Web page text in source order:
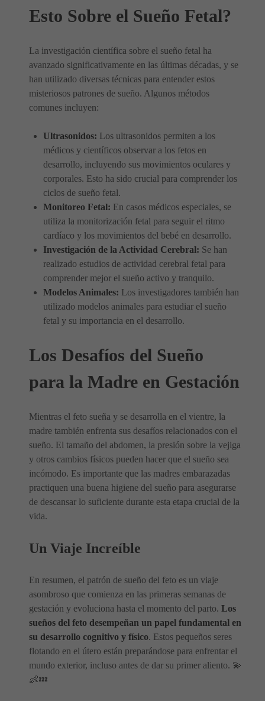
Esto Sobre el Sueño Fetal?
La investigación científica sobre el sueño fetal ha
avanzado significativamente en las últimas décadas, y se
han utilizado diversas técnicas para entender estos
misteriosos patrones de sueño. Algunos métodos
comunes incluyen:
Ultrasonidos: Los ultrasonidos permiten a los
médicos y científicos observar a los fetos en
desarrollo, incluyendo sus movimientos oculares y
corporales. Esto ha sido crucial para comprender los
ciclos de sueño fetal.
Monitoreo Fetal: En casos médicos especiales, se
utiliza la monitorización fetal para seguir el ritmo
cardíaco y los movimientos del bebé en desarrollo.
Investigación de la Actividad Cerebral: Se han
realizado estudios de actividad cerebral fetal para
comprender mejor el sueño activo y tranquilo.
Modelos Animales: Los investigadores también han
utilizado modelos animales para estudiar el sueño
fetal y su importancia en el desarrollo.
Los Desafíos del Sueño
para la Madre en Gestación
Mientras el feto sueña y se desarrolla en el vientre, la
madre también enfrenta sus desafíos relacionados con el
sueño. El tamaño del abdomen, la presión sobre la vejiga
y otros cambios físicos pueden hacer que el sueño sea
incómodo. Es importante que las madres embarazadas
practiquen una buena higiene del sueño para asegurarse
de descansar lo suficiente durante esta etapa crucial de la
vida.
Un Viaje Increíble
En resumen, el patrón de sueño del feto es un viaje
asombroso que comienza en las primeras semanas de
gestación y evoluciona hasta el momento del parto. Los
sueños del feto desempeñan un papel fundamental en
su desarrollo cognitivo y físico. Estos pequeños seres
flotando en el útero están preparándose para enfrentar el
mundo exterior, incluso antes de dar su primer aliento. 💫
👶💤